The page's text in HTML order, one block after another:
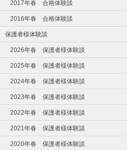
2017年春 合格体験談
2016年春 合格体験談
保護者様体験談
2026年春 保護者様体験談
2025年春 保護者様体験談
2024年春 保護者様体験談
2023年春 保護者様体験談
2022年春 保護者様体験談
2021年春 保護者様体験談
2020年春 保護者様体験談